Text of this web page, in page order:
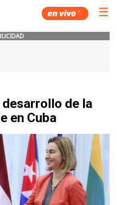
☰
desarrollo de la
en Cuba